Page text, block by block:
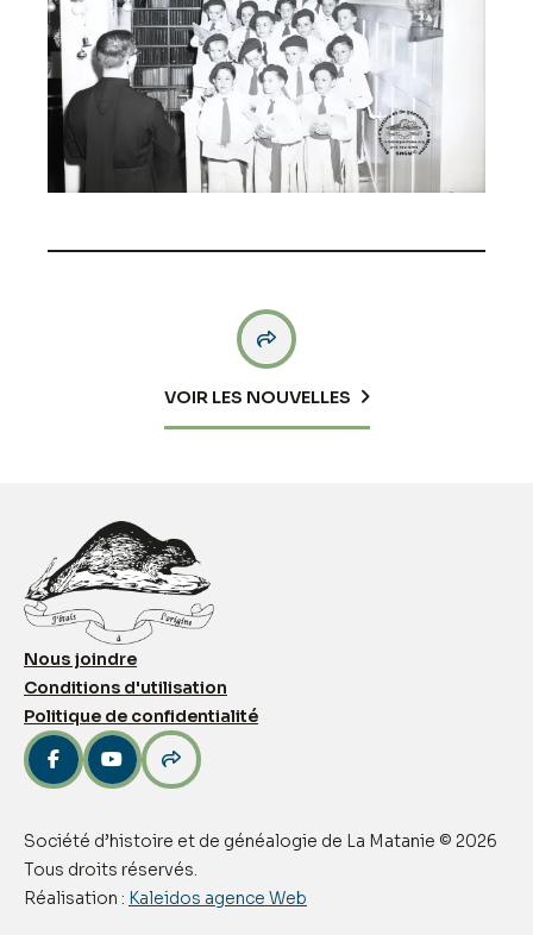

VOIR LES NOUVELLES
Nous joindre
Conditions d'utilisation
Politique de confidentialité
  
Société d’histoire et de généalogie de La Matanie © 2026
Tous droits réservés.
Réalisation : Kaleidos agence Web